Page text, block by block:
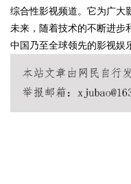
综合性影视频道。它为广大
未来，随着技术的不断进步
中国乃至全球领先的影视娱